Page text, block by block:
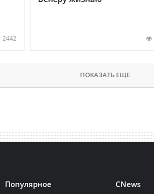
2442
ПОКАЗАТЬ ЕЩЕ
Популярное CNews